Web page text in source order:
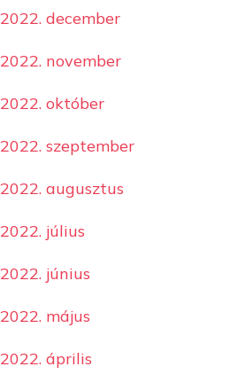
2022. december
2022. november
2022. október
2022. szeptember
2022. augusztus
2022. július
2022. június
2022. május
2022. április